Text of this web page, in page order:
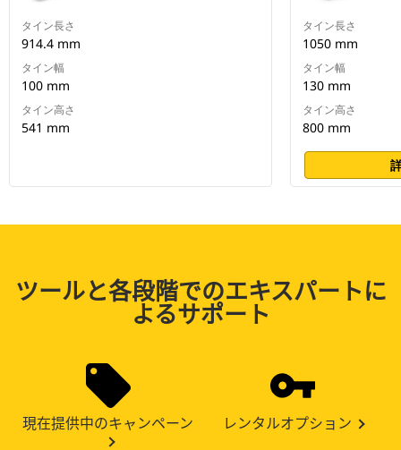
タイン長さ
914.4 mm
タイン幅
100 mm
タイン高さ
541 mm
タイン長さ
1050 mm
タイン幅
130 mm
タイン高さ
800 mm
ツールと各段階でのエキスパートに
よるサポート
現在提供中のキャンペーン レンタルオプション